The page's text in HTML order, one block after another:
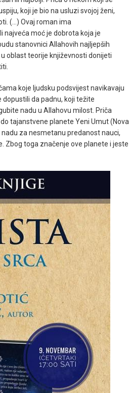
koji je bio na usluzi svojoj ženi,
(…) Ovaj roman ima
najveća moć je dobrota koja je
stanovnici Allahovih najljepših
oblast teorije književnosti donijeti
koje ljudsku podsvijest navikavaju
dopustili da padnu, koji težite
nadu u Allahovu milost. Priča
tajanstvene planete Yeni Umut (Nova
nadu za nesmetanu predanost nauci,
Zbog toga značenje ove planete i jeste